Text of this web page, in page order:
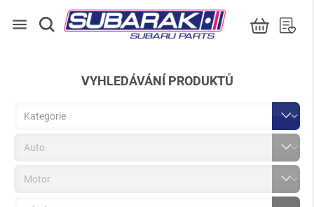
menu
VYHLEDÁVÁNÍ PRODUKTŮ